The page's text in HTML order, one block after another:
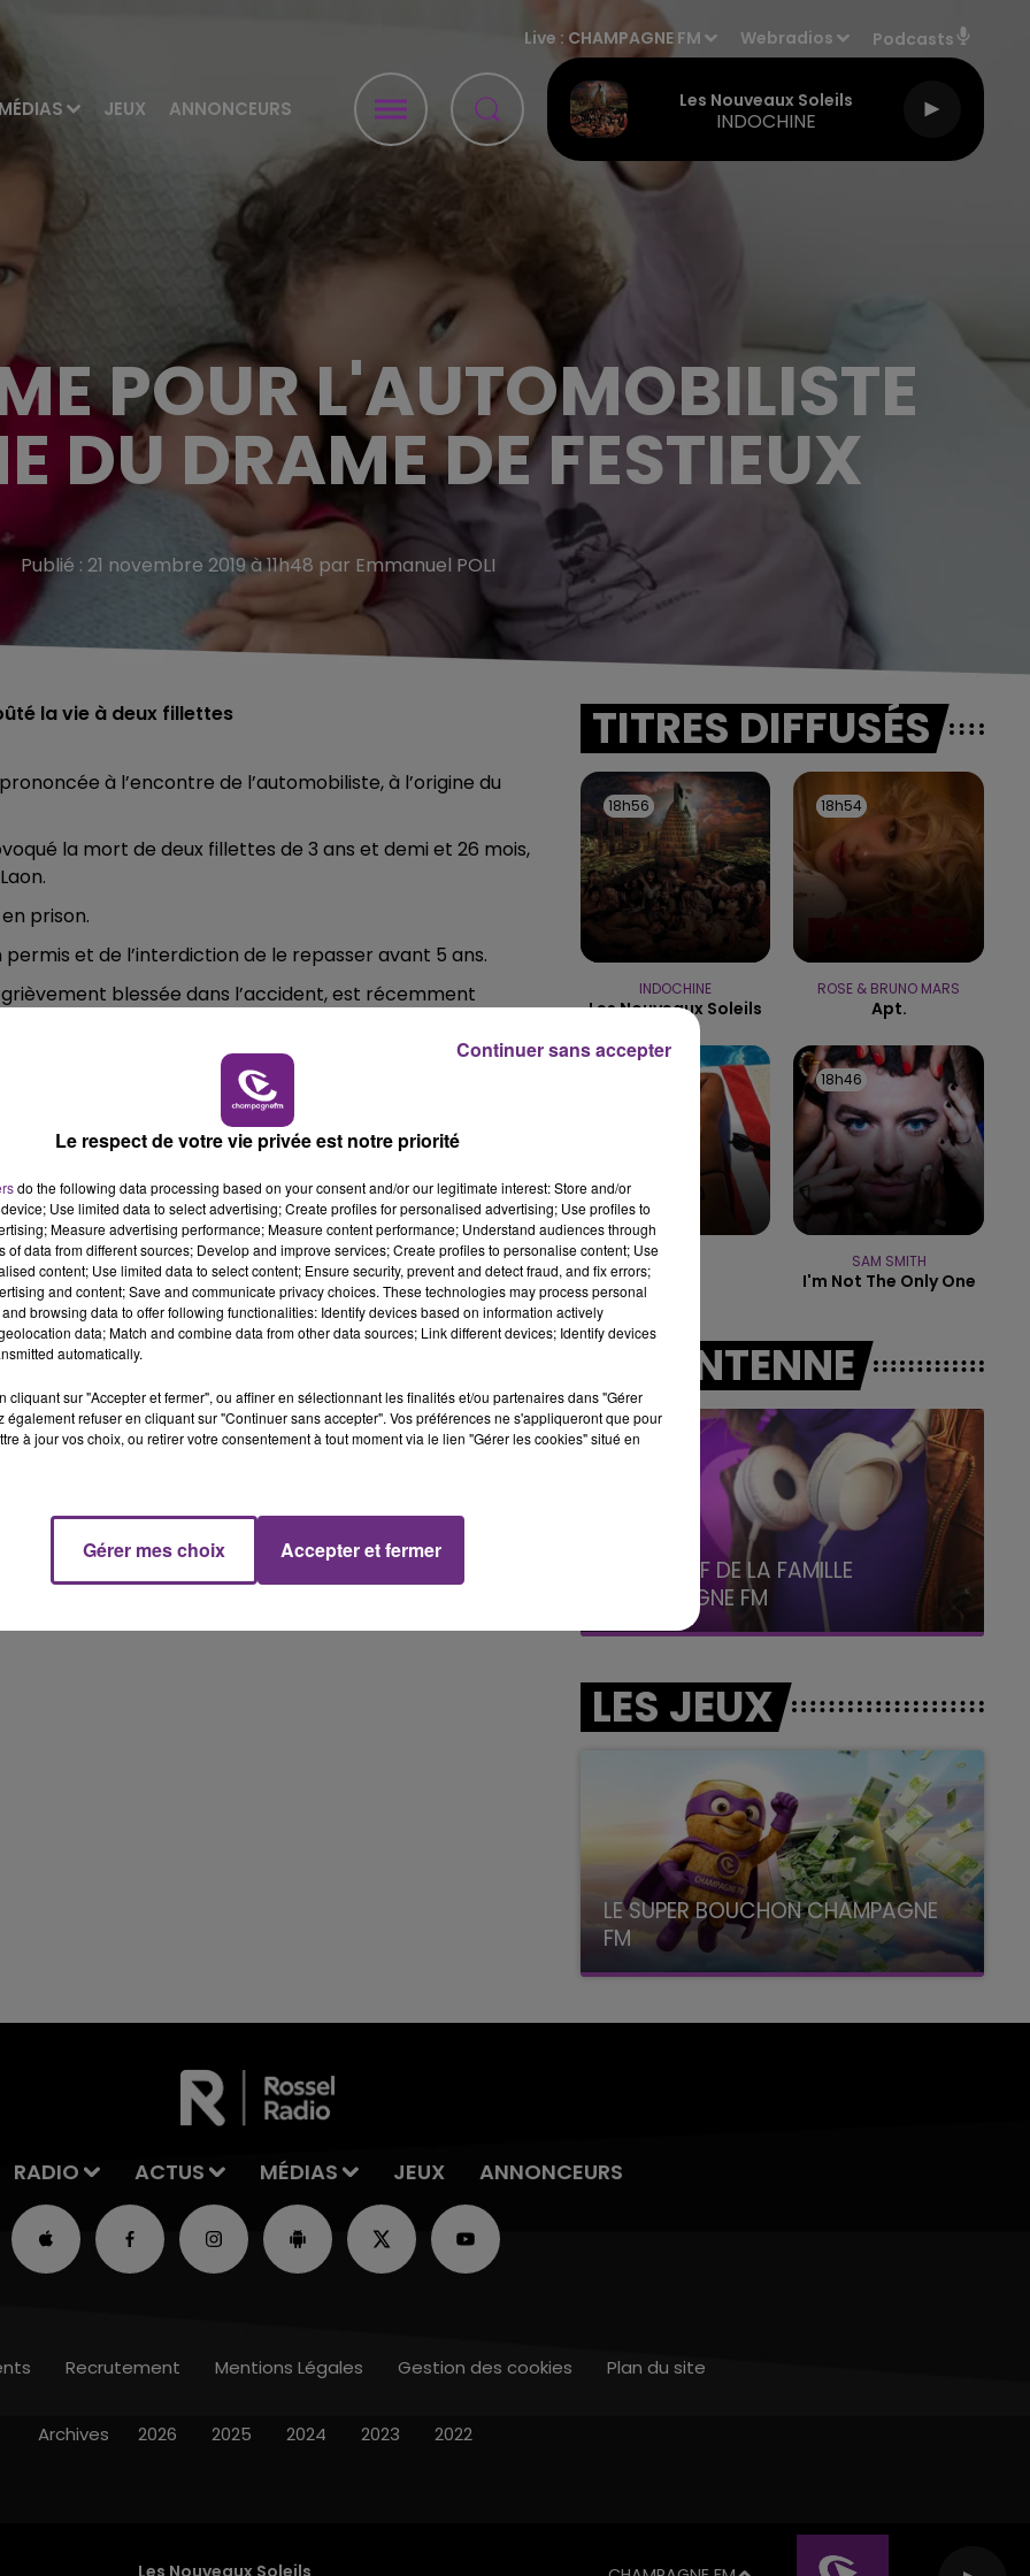
MÉDIAS JEUX ANNONCEURS
Live : CHAMPAGNE FM Webradios Podcasts
Les Nouveaux Soleils
INDOCHINE
19h00 - 19h15
LA POP MACHINE - CHAMPAGNE FM
19h15 - 20h00
LA RADIO POP
POUR L'AUTOMOBILISTE
DU DRAME DE FESTIEUX
Publié : 21 novembre 2019 à 11h48 par Emmanuel POLI
la vie à deux fillettes
à l’encontre de l’automobiliste, à l’origine du
la mort de deux fillettes de 3 ans et demi et 26 mois,
prison.
et de l’interdiction de le repasser avant 5 ans.
blessée dans l’accident, est récemment
de son livre « Elles s’aimaient très, très fort ».
mais évoque également des pistes pour faire évoluer
UN FEU DE REMORQUE BLOQUE LA
CIRCULATION DANS LES ARDENNES
TITRES DIFFUSÉS
18h56
18h56
INDOCHINE
Les Nouveaux Soleils
18h54
18h54
ROSE & BRUNO MARS
Apt.
18h46
18h46
SAM SMITH
I'm Not The Only One
A L'ANTENNE
LE BEST OF DE LA FAMILLE
CHAMPAGNE FM
LES JEUX
LE SUPER BOUCHON CHAMPAGNE
FM
avec La Famille Champagne FM, à 8H10
RADIO ACTUS MÉDIAS JEUX ANNONCEURS
Les Nouveaux Soleils
Recrutement Mentions Légales Gestion des cookies Plan du site
Archives 2026 2025 2024 2023 2022
Le respect de votre vie privée est notre priorité
do the following data processing based on your consent and/or our legitimate interest: Store and/or
Use limited data to select advertising; Create profiles for personalised advertising; Use profiles to
Measure advertising performance; Measure content performance; Understand audiences through
of data from different sources; Develop and improve services; Create profiles to personalise content; Use
content; Use limited data to select content; Ensure security, prevent and detect fraud, and fix errors;
and content; Save and communicate privacy choices. These technologies may process personal
browsing data to offer following functionalities: Identify devices based on information actively
data; Match and combine data from other data sources; Link different devices; Identify devices
automatically.
cliquant sur "Accepter et fermer", ou affiner en sélectionnant les finalités et/ou partenaires dans "Gérer
également refuser en cliquant sur "Continuer sans accepter". Vos préférences ne s'appliqueront que pour
à jour vos choix, ou retirer votre consentement à tout moment via le lien "Gérer les cookies" situé en
Gérer mes choix Accepter et fermer
Continuer sans accepter